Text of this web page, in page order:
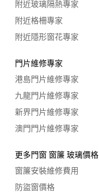
附近玻璃隔熱專家
附近格柵專家
附近隱形窗花專家
門片維修專家
港島門片維修專家
九龍門片維修專家
新界門片維修專家
澳門門片維修專家
更多門窗 窗簾 玻璃價格
窗簾安裝維修費用
防盜窗價格